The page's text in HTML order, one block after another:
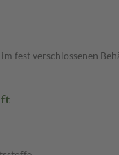
fest verschlossenen